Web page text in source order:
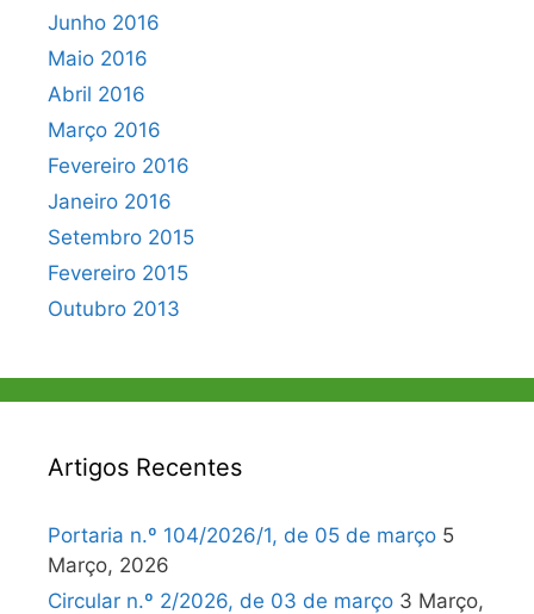
Junho 2016
Maio 2016
Abril 2016
Março 2016
Fevereiro 2016
Janeiro 2016
Setembro 2015
Fevereiro 2015
Outubro 2013
Artigos Recentes
Portaria n.º 104/2026/1, de 05 de março 5
Março, 2026
Circular n.º 2/2026, de 03 de março 3 Março,